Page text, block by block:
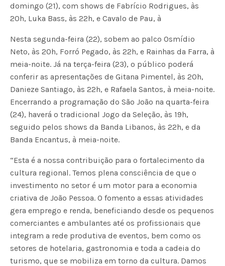
domingo (21), com shows de Fabrício Rodrigues, às
20h, Luka Bass, às 22h, e Cavalo de Pau, à
Nesta segunda-feira (22), sobem ao palco Osmídio
Neto, às 20h, Forró Pegado, às 22h, e Rainhas da Farra, à
meia-noite. Já na terça-feira (23), o público poderá
conferir as apresentações de Gitana Pimentel, às 20h,
Danieze Santiago, às 22h, e Rafaela Santos, à meia-noite.
Encerrando a programação do São João na quarta-feira
(24), haverá o tradicional Jogo da Seleção, às 19h,
seguido pelos shows da Banda Libanos, às 22h, e da
Banda Encantus, à meia-noite.
“Esta é a nossa contribuição para o fortalecimento da
cultura regional. Temos plena consciência de que o
investimento no setor é um motor para a economia
criativa de João Pessoa. O fomento a essas atividades
gera emprego e renda, beneficiando desde os pequenos
comerciantes e ambulantes até os profissionais que
integram a rede produtiva de eventos, bem como os
setores de hotelaria, gastronomia e toda a cadeia do
turismo, que se mobiliza em torno da cultura. Damos